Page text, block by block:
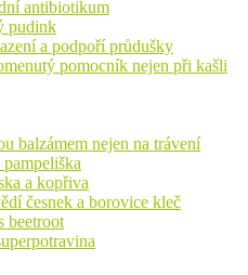
antibiotikum
pudink
a podpoří průdušky
pomocník nejen při kašli
balzámem nejen na trávení
a kopřiva
česnek a borovice kleč
beetroot